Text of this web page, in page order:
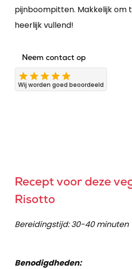
pijnboompitten. Makkelijk om
heerlijk vullend!
Neem contact op
Wij worden goed beoordeeld
Recept voor deze
Risotto
Bereidingstijd: 30-40 minuten
Benodigdheden: